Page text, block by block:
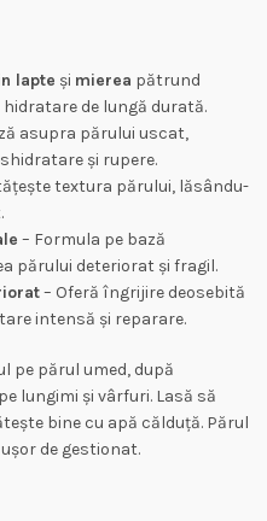
lapte și mierea pătrund
de lungă durată.
asupra părului uscat,
și rupere.
textura părului, lăsându-
– Formula pe bază
părului deteriorat și fragil.
– Oferă îngrijire deosebită
intensă și reparare.
pe părul umed, după
lungimi și vârfuri. Lasă să
bine cu apă călduță. Părul
de gestionat.